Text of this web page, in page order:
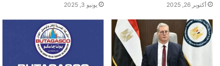
أكتوبر 26, 2025 يونيو 3, 2025